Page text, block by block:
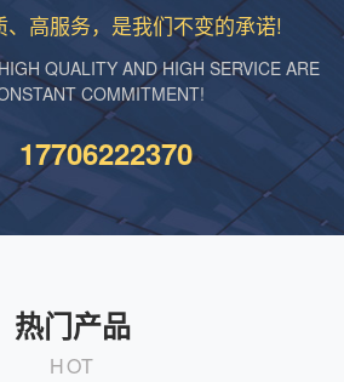
、高服务，是我们不变的承诺!
QUALITY AND HIGH SERVICE ARE
COMMITMENT!
17706222370
热门产品
HOT